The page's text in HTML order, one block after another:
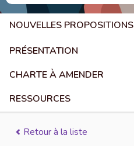
NOUVELLES PROPOSITIONS
PRÉSENTATION
CHARTE À AMENDER
RESSOURCES
Retour à la liste